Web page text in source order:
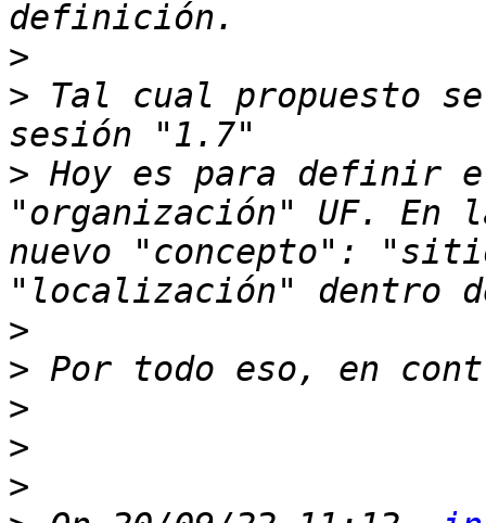
>
> Tal cual propuesto
> Hoy es para definir
"organización" UF. En
nuevo "concepto":
>
>
>
>
>